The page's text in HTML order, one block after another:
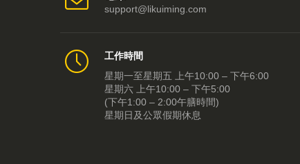
support@likuiming.com
工作時間
星期一至星期五 上午10:00 – 下午6:00
星期六 上午10:00 – 下午5:00
(下午1:00 – 2:00午膳時間)
星期日及公眾假期休息